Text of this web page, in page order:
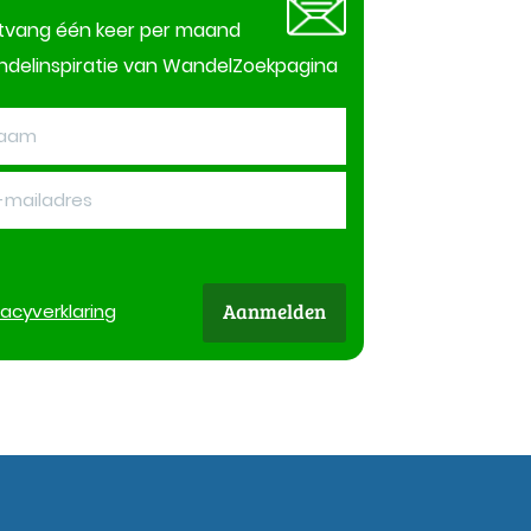
één keer per maand
van WandelZoekpagina
verklaring Aanmelden